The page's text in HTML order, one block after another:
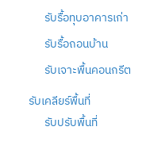
รับรื้อทุบอาคารเก่า
รับรื้อถอนบ้าน
รับเจาะพื้นคอนกรีต
รับเคลียร์พื้นที่
รับปรับพื้นที่